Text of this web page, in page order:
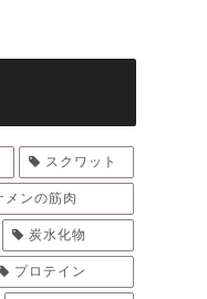
スクワット
メンの筋肉
炭水化物
プロテイン